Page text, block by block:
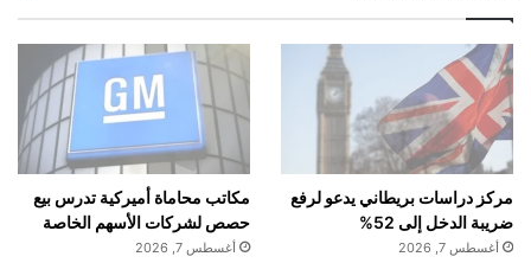
مركز دراسات بريطاني يدعو لرفع
ضريبة الدخل إلى 52%
أغسطس 7, 2026
مكاتب محاماة أميركية تدرس بيع
حصص لشركات الأسهم الخاصة
أغسطس 7, 2026